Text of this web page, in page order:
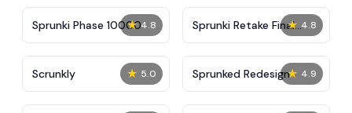
★ 4.8
Sprunki Phase 10000 ★ 4.8
Sprunki Retake Final
Update
★ 5.0
Scrunkly ★ 4.9
Sprunked Redesign